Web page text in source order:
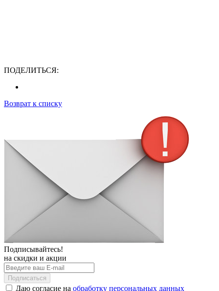
ПОДЕЛИТЬСЯ:
Возврат к списку
Подписывайтесь!
на скидки и акции
Подписаться
Даю согласие на обработку персональных данных